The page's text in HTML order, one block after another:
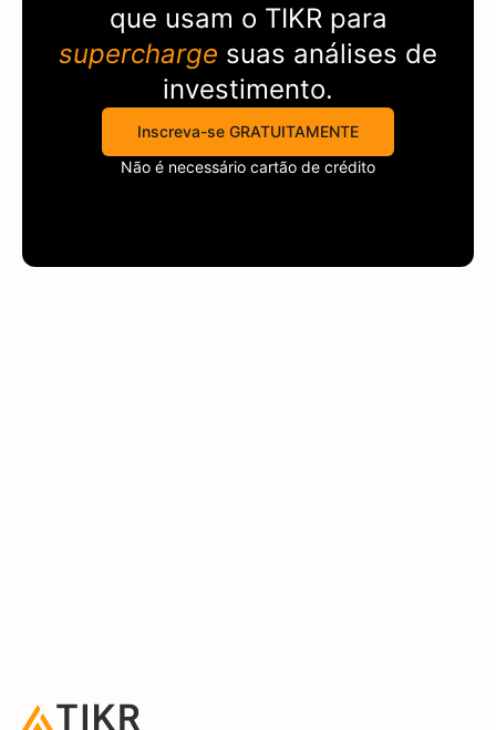
que usam o TIKR para
supercharge suas análises de
investimento.
Inscreva-se GRATUITAMENTE
Não é necessário cartão de crédito